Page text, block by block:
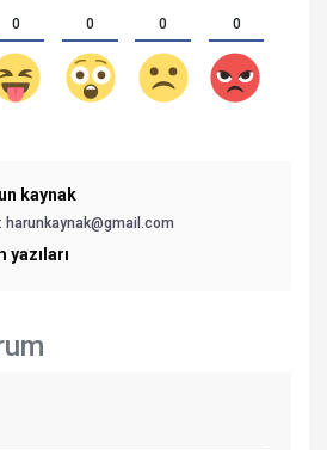
0 0 0 0
kaynak
harunkaynak@gmail.com
yazıları